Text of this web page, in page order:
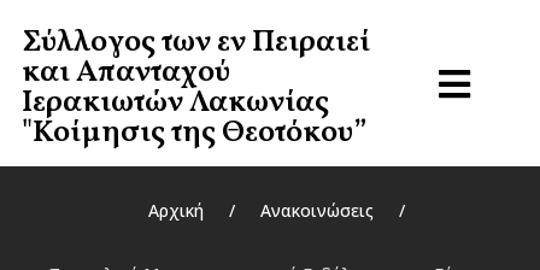
Σύλλογος των εν Πειραιεί
και Απανταχού
Ιερακιωτών Λακωνίας
"Κοίμησις της Θεοτόκου”
Αρχική / Ανακοινώσεις /
Σύλλογος των Εν Πειραιεί
Και Απανταχού
Ιερακιωτών Λακωνίας
"Κοίμησις Της Θεοτόκου”